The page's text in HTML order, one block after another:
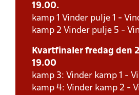
19.00.
kamp 1 Vinder pulje 1 -
kamp 2 Vinder pulje 5 -
Kvartfinaler fredag den
19.00
kamp 3: Vinder kamp 1 -
kamp 4: Vinder kamp 2 -